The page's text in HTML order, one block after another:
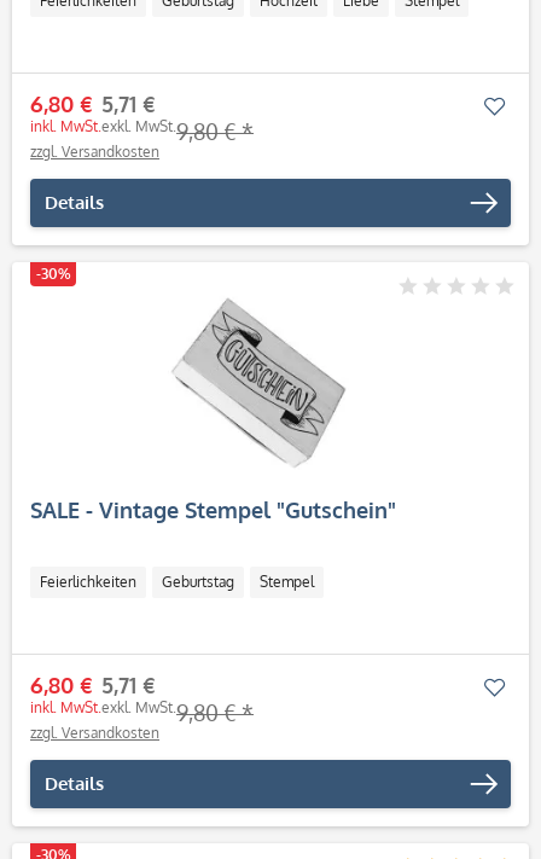
6,80 €
inkl. MwSt.
5,71 €
exkl. MwSt.9,80 € *
zzgl. Versandkosten
Details
-30%
SALE - Vintage Stempel "Gutschein"
Feierlichkeiten Geburtstag Stempel
6,80 €
inkl. MwSt.
5,71 €
exkl. MwSt.9,80 € *
zzgl. Versandkosten
Details
-30%